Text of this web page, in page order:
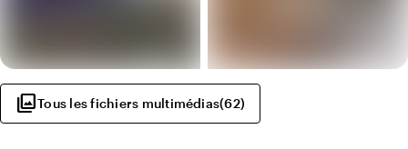
photo_libraryTous les fichiers multimédias(62)